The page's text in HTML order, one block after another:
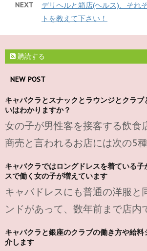
NEXT
デリヘルと箱店(ヘルス)、それ
トを教えて下さい！
購読する
NEW POST
キャバクラとスナックとラウンジとクラ
いはわかりますか？
女の子が男性客を接客する飲食
商売と言われるお店には次の5
キャバクラではロングドレスを着ている
スで働く女の子が増えています
キャバドレスにも普通の洋服と
ンドがあって、数年前まで店内
キャバクラと銀座のクラブの働き方や給
介します